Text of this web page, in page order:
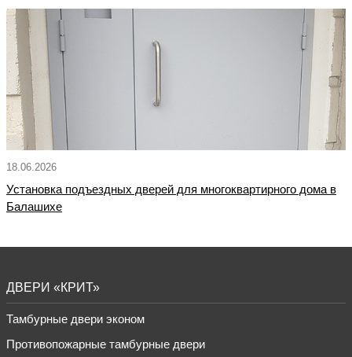
18.06.2026
Установка подъездных дверей для многоквартирного дома в
Балашихе
ДВЕРИ «КРИТ»
Тамбурные двери эконом
Противопожарные тамбурные двери